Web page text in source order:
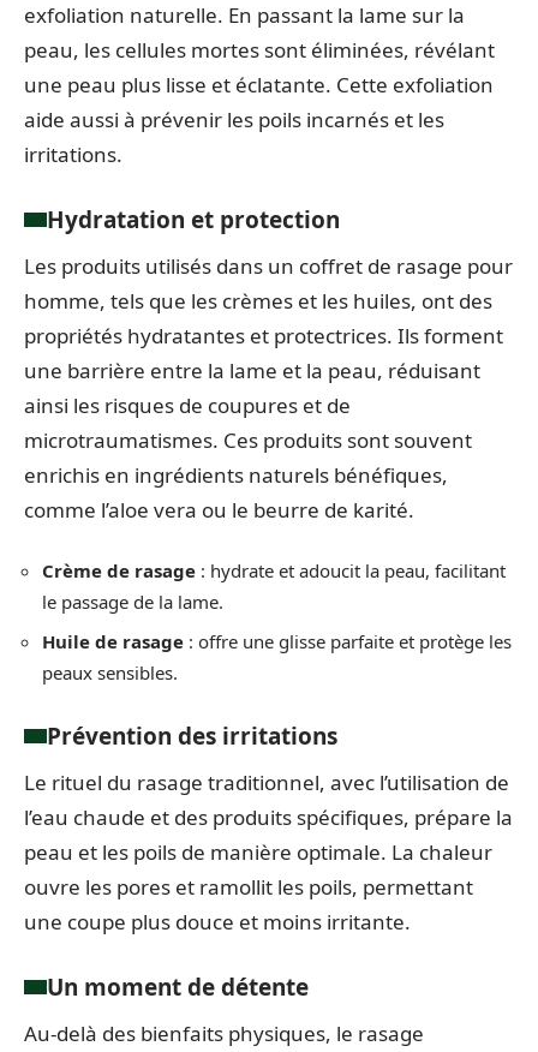
exfoliation naturelle. En passant la lame sur la
peau, les cellules mortes sont éliminées, révélant
une peau plus lisse et éclatante. Cette exfoliation
aide aussi à prévenir les poils incarnés et les
irritations.
Hydratation et protection
Les produits utilisés dans un coffret de rasage pour
homme, tels que les crèmes et les huiles, ont des
propriétés hydratantes et protectrices. Ils forment
une barrière entre la lame et la peau, réduisant
ainsi les risques de coupures et de
microtraumatismes. Ces produits sont souvent
enrichis en ingrédients naturels bénéfiques,
comme l’aloe vera ou le beurre de karité.
Crème de rasage : hydrate et adoucit la peau, facilitant
le passage de la lame.
Huile de rasage : offre une glisse parfaite et protège les
peaux sensibles.
Prévention des irritations
Le rituel du rasage traditionnel, avec l’utilisation de
l’eau chaude et des produits spécifiques, prépare la
peau et les poils de manière optimale. La chaleur
ouvre les pores et ramollit les poils, permettant
une coupe plus douce et moins irritante.
Un moment de détente
Au-delà des bienfaits physiques, le rasage